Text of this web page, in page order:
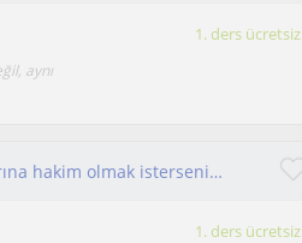
1. ders ücretsiz
aynı
Ofiste en çok kullanacağınız Office uygulamalarına hakim olmak isterseniz, size yardımcı olmaktan mutluluk duyarım..
1. ders ücretsiz